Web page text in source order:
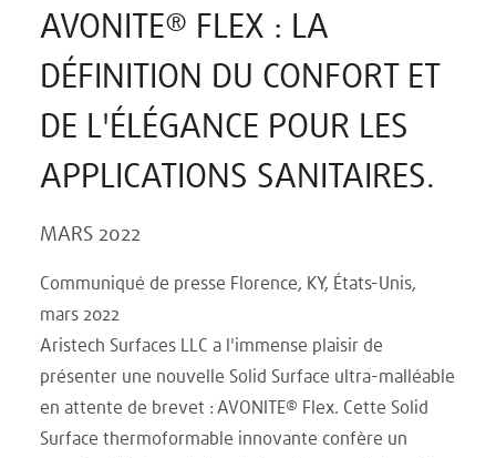
AVONITE® FLEX : LA
DÉFINITION DU CONFORT ET
DE L'ÉLÉGANCE POUR LES
APPLICATIONS SANITAIRES.
MARS 2022
Communiqué de presse Florence, KY, États-Unis,
mars 2022
Aristech Surfaces LLC a l'immense plaisir de
présenter une nouvelle Solid Surface ultra-malléable
en attente de brevet : AVONITE® Flex. Cette Solid
Surface thermoformable innovante confère un